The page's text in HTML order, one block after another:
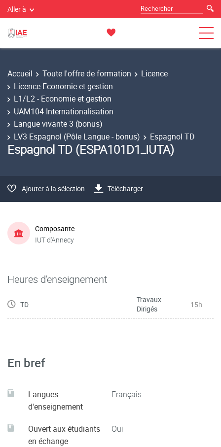
Aller à
Accueil Toute l'offre de formation
Licence
Licence Economie et gestion
L1/L2 - Economie et gestion
UAM104 Internationalisation
Langue vivante 3 (bonus)
LV3 Espagnol (Pôle Langue - bonus)
Espagnol TD
Espagnol TD (ESPA101D1_IUTA)
Ajouter à la sélection Télécharger
Composante
IUT d'Annecy
Heures d'enseignement
TD
Travaux
Dirigés
15h
En bref
Langues
d'enseignement
Français
Ouvert aux étudiants
en échange
Oui